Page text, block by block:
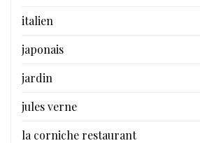
italien
japonais
jardin
jules verne
la corniche restaurant